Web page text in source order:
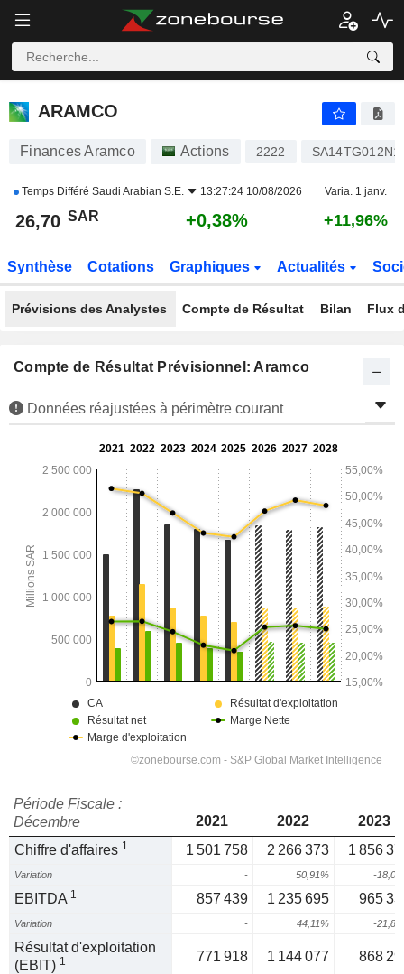
ARAMCO
ARAMCO
Finances Aramco Actions 2222
Temps Différé Saudi Arabian S.E. 13:27:24 10/08/2026 Varia. 1 janv.
26,70 SAR +0,38% +11,96%
Synthèse Cotations Graphiques Actualités
Prévisions des Analystes Compte de Résultat Bilan Flux
Compte de Résultat Prévisionnel: Aramco
Données réajustées à périmètre courant
Période Fiscale :
Décembre
2021 2022
2023
Chiffre d'affaires 1 1 501 758 2 266 373 1 856
Variation - 50,91% -
EBITDA 1 857 439 1 235 695 965
Variation - 44,11% -
Résultat d'exploitation
(EBIT) 1 771 918 1 144 077 868